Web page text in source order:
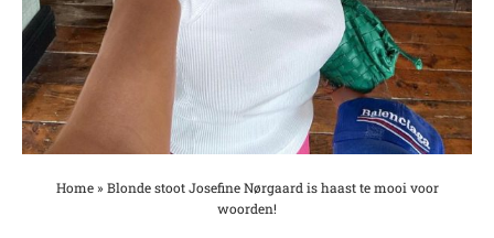
Home» Blonde stoot Josefine Nørgaard is haast te mooi voor
woorden!